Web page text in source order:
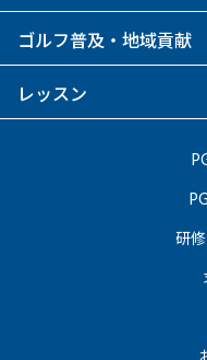
ゴルフ普及・地域貢献
レッスン
研